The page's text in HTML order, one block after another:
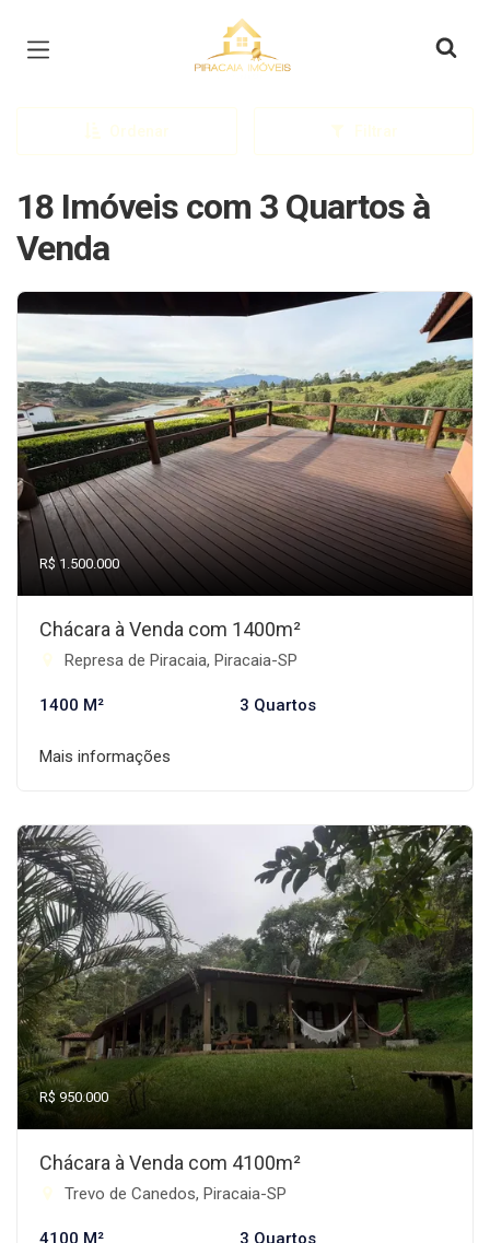
Página inicial
Ordenar Filtrar
18 Imóveis com 3 Quartos à
Venda
R$ 1.500.000
Chácara à Venda com 1400m²
Represa de Piracaia, Piracaia-SP
1400 M² 3 Quartos
Mais informações
R$ 950.000
Chácara à Venda com 4100m²
Trevo de Canedos, Piracaia-SP
4100 M² 3 Quartos